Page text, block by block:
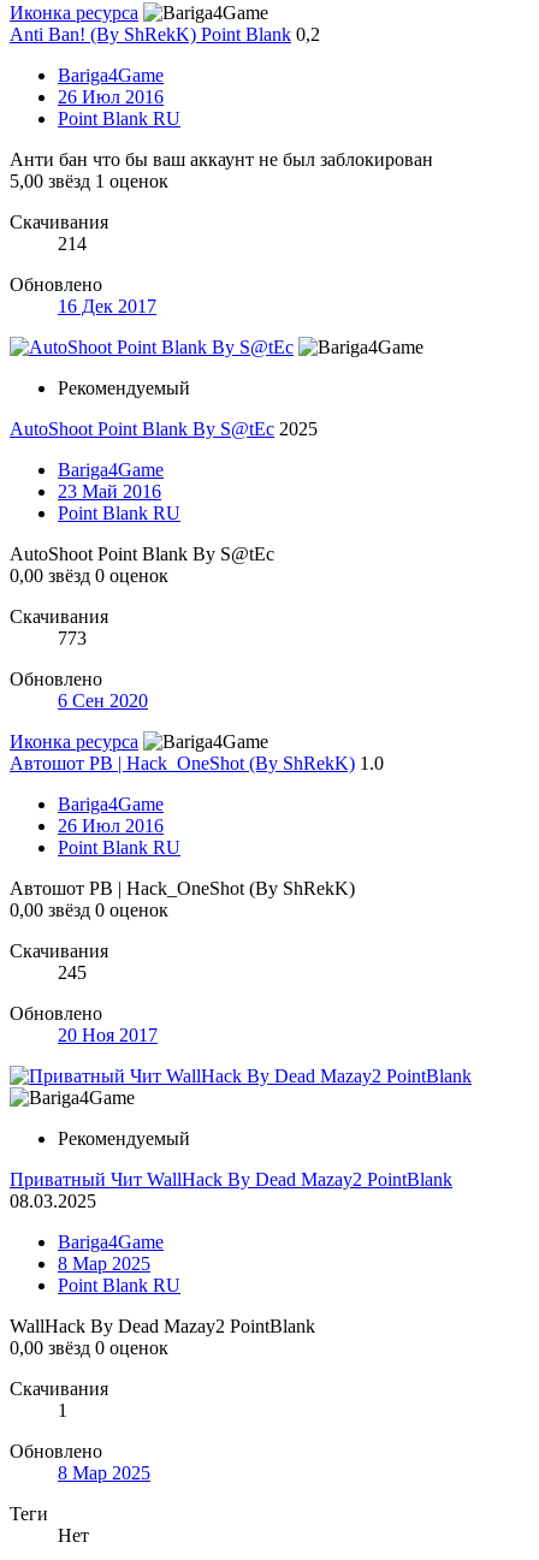
Иконка ресурса
Anti Ban! (By ShRekK) Point Blank 0,2
Bariga4Game
26 Июл 2016
Point Blank RU
Анти бан что бы ваш аккаунт не был заблокирован
5,00 звёзд 1 оценок
Скачивания
214
Обновлено
16 Дек 2017
Рекомендуемый
AutoShoot Point Blank By S@tEc 2025
Bariga4Game
23 Май 2016
Point Blank RU
AutoShoot Point Blank By S@tEc
0,00 звёзд 0 оценок
Скачивания
773
Обновлено
6 Сен 2020
Иконка ресурса
Автошот PB | Hack_OneShot (By ShRekK) 1.0
Bariga4Game
26 Июл 2016
Point Blank RU
Автошот PB | Hack_OneShot (By ShRekK)
0,00 звёзд 0 оценок
Скачивания
245
Обновлено
20 Ноя 2017
Рекомендуемый
Приватный Чит WallHack By Dead Mazay2 PointBlank
08.03.2025
Bariga4Game
8 Мар 2025
Point Blank RU
WallHack By Dead Mazay2 PointBlank
0,00 звёзд 0 оценок
Скачивания
1
Обновлено
8 Мар 2025
Теги
Нет